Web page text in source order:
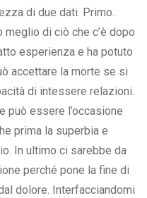
di due dati. Primo.
meglio di ciò che c’è dopo
esperienza e ha potuto
accettare la morte se si
di intessere relazioni.
può essere l’occasione
prima la superbia e
In ultimo ci sarebbe da
perché pone la fine di
dolore. Interfacciandomi